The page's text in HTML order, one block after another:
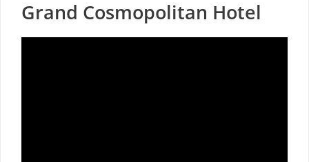
Grand Cosmopolitan Hotel